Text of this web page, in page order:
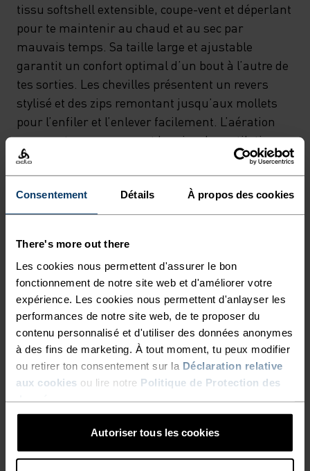
Consentement Détails À propos des cookies
There's more out there
Les cookies nous permettent d'assurer le bon
fonctionnement de notre site web et d'améliorer votre
expérience. Les cookies nous permettent d'anlayser les
performances de notre site web, de te proposer du
contenu personnalisé et d'utiliser des données anonymes
à des fins de marketing. À tout moment, tu peux modifier
ou retirer ton consentement sur la Déclaration relative
aux cookies ou lire notre Politique de Protection des
Autoriser tous les cookies
tissu softshell extensible, coupe-vent et déperlant
pour te maintenir au chaud et au sec par
mauvais temps. Sa taille large et ajustable
garantit un confort optimal d’un bout à l’autre de
tes sorties. Les chevilles présentent un revers
stylisé et des zips remontant jusqu’aux mollets
pour l’enfiler et l’enlever facilement. L’aération
recouverte aux genoux et les zips de ventilation
sur les côtés laissent s’échapper la transpiration,
tandis que plusieurs poches te permettent de
ranger ton téléphone, tes clés et tes gels. Il n’y a
plus qu’à skier.
LE SKI DE FOND RÉINVENTÉ
Le ski nordique autrement. Des vêtements
techniques et fonctionnels, le style en plus.
NIVEAU D'ACTIVITÉ
BAS MODÉRÉ ÉLEVÉ